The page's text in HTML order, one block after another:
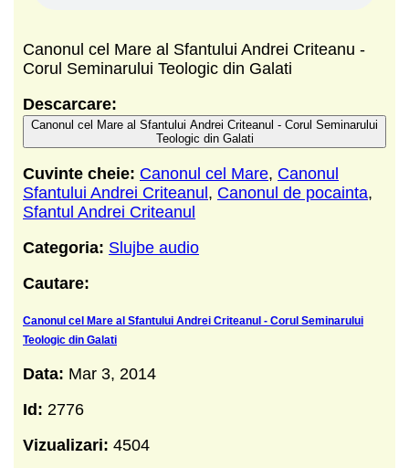
Canonul cel Mare al Sfantului Andrei Criteanu -
Corul Seminarului Teologic din Galati
Descarcare:
Canonul cel Mare al Sfantului Andrei Criteanul - Corul Seminarului
Teologic din Galati
Cuvinte cheie: Canonul cel Mare, Canonul
Sfantului Andrei Criteanul, Canonul de pocainta,
Sfantul Andrei Criteanul
Categoria: Slujbe audio
Cautare:
Canonul cel Mare al Sfantului Andrei Criteanul - Corul Seminarului
Teologic din Galati
Data: Mar 3, 2014
Id: 2776
Vizualizari: 4504